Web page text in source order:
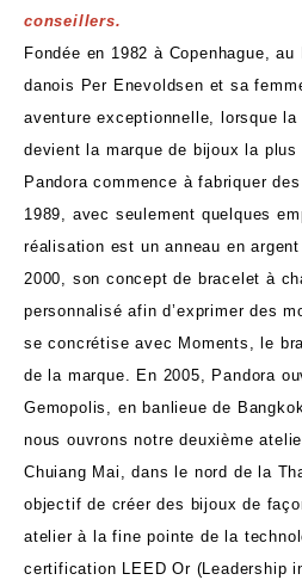
conseillers.
Fondée en 1982 à Copenhague, au
danois Per Enevoldsen et sa
aventure exceptionnelle, lorsque
devient la marque de bijoux la plus
Pandora commence à fabriquer
1989, avec seulement quelques
réalisation est un anneau en
2000, son concept de bracelet à
personnalisé afin d’exprimer des
se concrétise avec Moments, le
de la marque. En 2005, Pandora
Gemopolis, en banlieue de
nous ouvrons notre deuxième
Chuiang Mai, dans le nord de la
objectif de créer des bijoux de
atelier à la fine pointe de la
certification LEED Or (Leadership